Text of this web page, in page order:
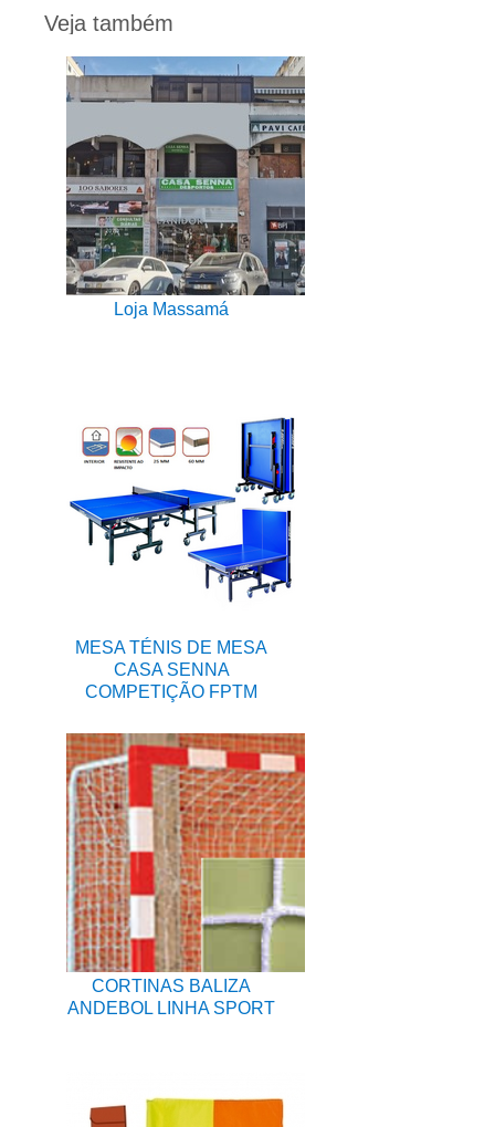
Veja também
Loja Massamá
MESA TÉNIS DE MESA
CASA SENNA
COMPETIÇÃO FPTM
CORTINAS BALIZA
ANDEBOL LINHA SPORT